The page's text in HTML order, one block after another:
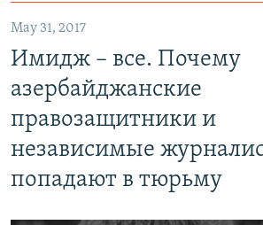
May 31, 2017
Имидж – все. Почему
азербайджанские
правозащитники и
независимые
попадают в тюрьму